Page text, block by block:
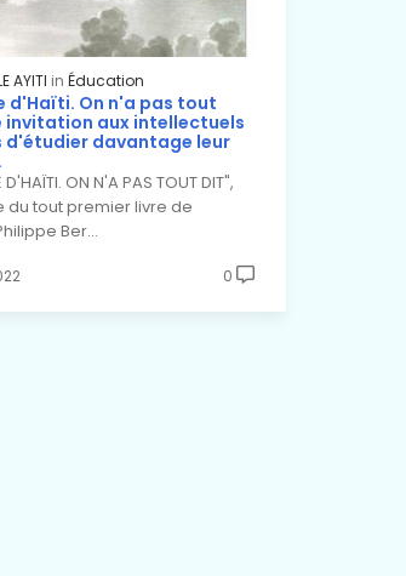
AYITI Éducation
d'Haïti. On n'a pas tout
invitation aux intellectuels
d'étudier davantage leur
D'HAÏTI. ON N'A PAS TOUT DIT",
du tout premier livre de
Ber…
0